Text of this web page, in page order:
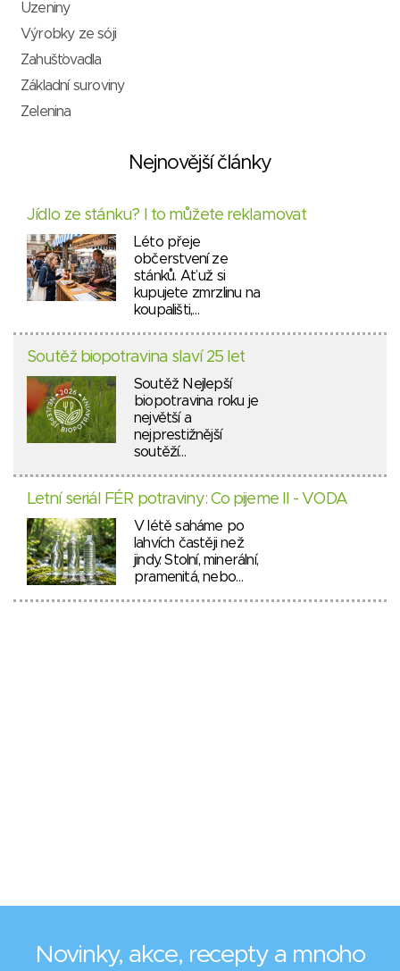
Uzeniny
Výrobky ze sóji
Zahušťovadla
Základní suroviny
Zelenina
Nejnovější články
Jídlo ze stánku? I to můžete reklamovat
Léto přeje
občerstvení ze
stánků. Ať už si
kupujete zmrzlinu na
koupališti,…
Soutěž biopotravina slaví 25 let
Soutěž Nejlepší
biopotravina roku je
největší a
nejprestižnější
soutěží…
Letní seriál FÉR potraviny: Co pijeme II - VODA
V létě saháme po
lahvích častěji než
jindy. Stolní, minerální,
pramenitá, nebo…
Novinky, akce, recepty a mnoho